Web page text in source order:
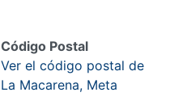
Código Postal
Ver el código postal de
La Macarena, Meta